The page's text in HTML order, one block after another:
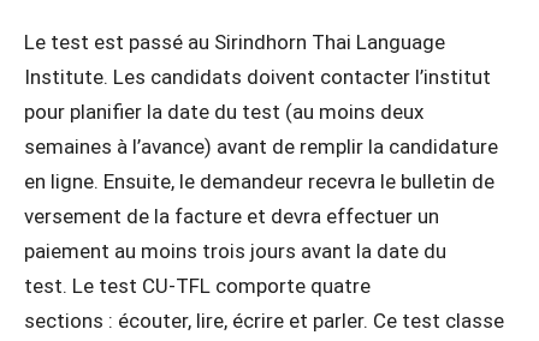
Le test est passé au Sirindhorn Thai Language
Institute. Les candidats doivent contacter l’institut
pour planifier la date du test (au moins deux
semaines à l’avance) avant de remplir la candidature
en ligne. Ensuite, le demandeur recevra le bulletin de
versement de la facture et devra effectuer un
paiement au moins trois jours avant la date du
test. Le test CU-TFL comporte quatre
sections : écouter, lire, écrire et parler. Ce test classe